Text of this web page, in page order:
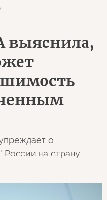
выяснила,
о
России на страну